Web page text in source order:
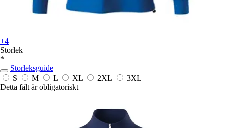
+4
Storlek
*
Storleksguide
S
M L XL 2XL
3XL
Detta fält är obligatoriskt